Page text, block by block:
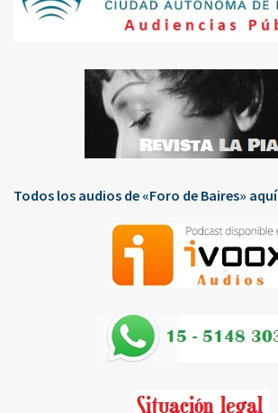
Todos los audios de «Foro de Baires» aquí